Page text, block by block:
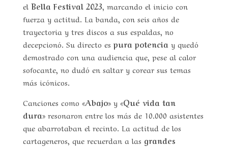
el Bella Festival 2023, marcando el inicio con
fuerza y actitud. La banda, con seis años de
trayectoria y tres discos a sus espaldas, no
decepcionó. Su directo espura potenciay quedó
demostrado con una audiencia que, pese al calor
sofocante, no dudó en saltar y corear sus temas
más icónicos.
Canciones como «Abajo»y «Qué vida tan
dura»resonaron entre los más de 10.000 asistentes
que abarrotaban el recinto. La actitud de los
cartageneros, que recuerdan a las grandes